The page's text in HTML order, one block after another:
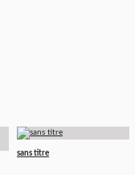
sans titre